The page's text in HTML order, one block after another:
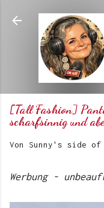
[Tall Fashion]
scharfsinnig und
Von Sunny's side
Werbung -